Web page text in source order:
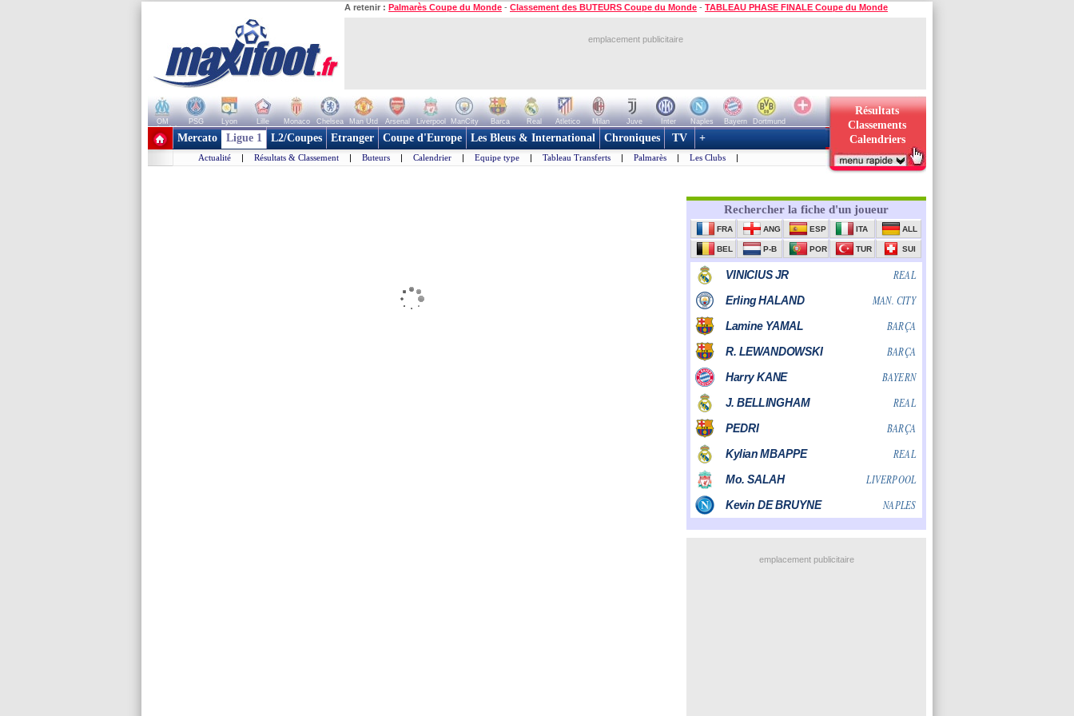
A retenir : Palmarès Coupe du Monde - Classement des BUTEURS Coupe du Monde - TABLEAU PHASE FINALE Coupe du Monde
emplacement publicitaire
OM PSG Lyon Lille Monaco Chelsea Man Utd Arsenal Liverpool ManCity Barca Real Atletico Milan Juve Inter Naples Bayern
Dortmund
+ de clubs
Résultats
Classements
Calendriers
Mercato Ligue 1 L2/Coupes Etranger Coupe d'Europe Les Bleus & International Chroniques TV +
Actualité | Résultats & Classement | Buteurs | Calendrier | Equipe type | Tableau Transferts | Palmarès | Les Clubs |
emplacement publicitaire